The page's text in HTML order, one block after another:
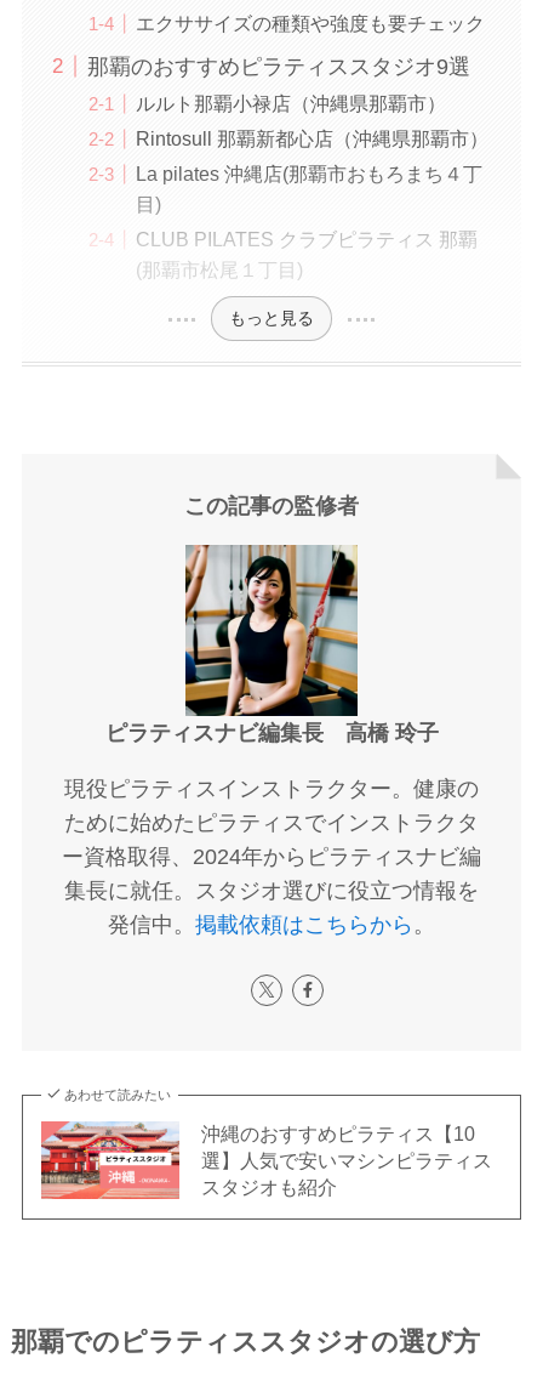
エクササイズの種類や強度も要チェック
那覇のおすすめピラティススタジオ9選
ルルト那覇小禄店（沖縄県那覇市）
Rintosull 那覇新都心店（沖縄県那覇市）
La pilates 沖縄店(那覇市おもろまち４丁
目)
CLUB PILATES クラブピラティス 那覇
(那覇市松尾１丁目)
もっと見る
この記事の監修者
ピラティスナビ編集長 高橋 玲子
現役ピラティスインストラクター。健康の
ために始めたピラティスでインストラクタ
ー資格取得、2024年からピラティスナビ編
集長に就任。スタジオ選びに役立つ情報を
発信中。 掲載依頼はこちらから 。
あわせて読みたい
沖縄のおすすめピラティス【10
選】人気で安いマシンピラティス
スタジオも紹介
那覇でのピラティススタジオの選び方